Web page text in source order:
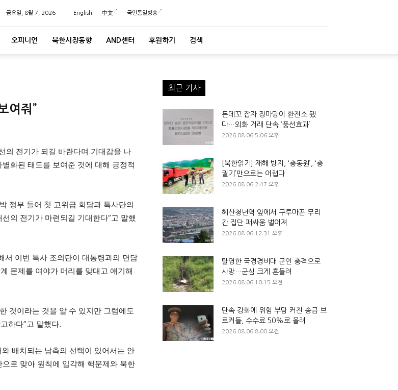
금요일, 8월 7, 2026 English 中文 국민통일방송
오피니언 북한시장동향 AND센터 후원하기 검색
여줘”
의 전기가 되길 바란다며 기대감을 나
화된 태도를 보여준 것에 대해 긍정적
정부 들어 첫 고위급 회담과 특사단의
의 전기가 마련되길 기대한다”고 말했
서 이번 특사 조의단이 대통령과의 면담
문제를 여야가 머리를 맞대고 얘기해
것이라는 것을 알 수 있지만 그럼에도
하다”고 말했다.
배치되는 남측의 선택이 있어서는 안
로 맞아 원칙에 입각해 핵문제와 북한
최근 기사
돈데꼬 잡자 장마당이 환전소 됐
다…외화 거래 단속 ‘풍선효과’
2026.08.06 5:06 오후
[북한읽기] 재해 방지, ‘총동원’, ‘총
궐기’만으로는 어렵다
2026.08.06 2:47 오후
혜산청년역 앞에서 구루마꾼 무리
간 집단 패싸움 벌어져
2026.08.06 12:31 오후
탈영한 국경경비대 군인 총격으로
사망…군심 크게 흔들려
2026.08.06 10:15 오전
단속 강화에 위험 부담 커진 송금 브
로커들, 수수료 50%로 올려
2026.08.06 8:00 오전